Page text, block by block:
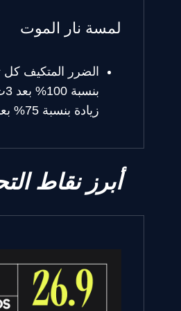
لمسة نار الموت
زيادة بنسبة 75% بعد 3ث
أبرز نقاط